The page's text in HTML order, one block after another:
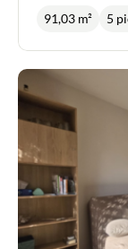
terrasse
de
91,03 m² 5